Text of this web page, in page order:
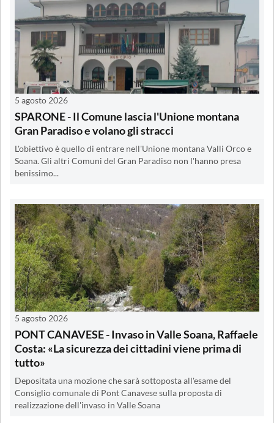
5 agosto 2026
SPARONE - Il Comune lascia l'Unione montana
Gran Paradiso e volano gli stracci
L'obiettivo è quello di entrare nell'Unione montana Valli Orco e
Soana. Gli altri Comuni del Gran Paradiso non l'hanno presa
benissimo...
5 agosto 2026
PONT CANAVESE - Invaso in Valle Soana, Raffaele
Costa: «La sicurezza dei cittadini viene prima di
tutto»
Depositata una mozione che sarà sottoposta all'esame del
Consiglio comunale di Pont Canavese sulla proposta di
realizzazione dell'invaso in Valle Soana